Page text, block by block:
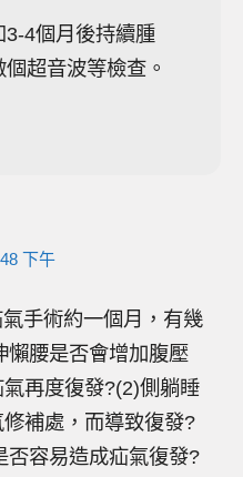
4個月後持續腫
超音波等檢查。
下午
手術約一個月，有幾
懶腰是否會增加腹壓
再度復發?(2)側躺睡
補處，而導致復發?
否容易造成疝氣復發?